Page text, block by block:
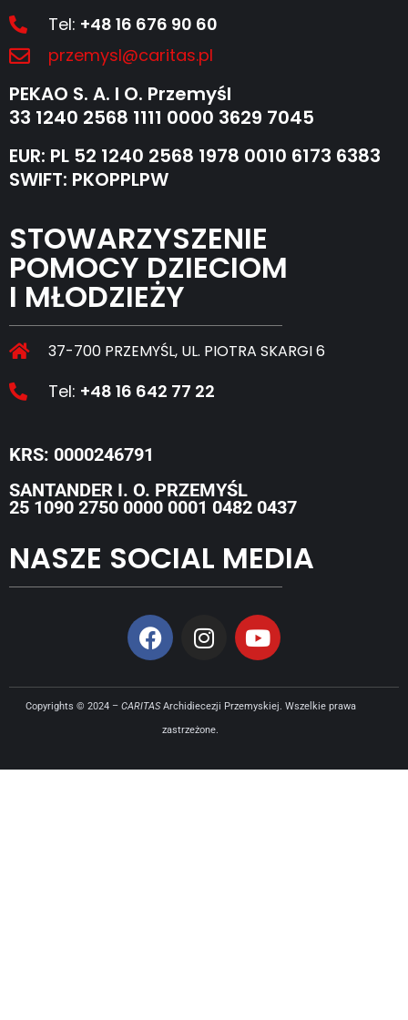
Tel: +48 16 676 90 60
przemysl@caritas.pl
PEKAO S. A. I O. Przemyśl
33 1240 2568 1111 0000 3629 7045
EUR: PL 52 1240 2568 1978 0010 6173 6383
SWIFT: PKOPPLPW
STOWARZYSZENIE
POMOCY DZIECIOM
I MŁODZIEŻY
37-700 PRZEMYŚL, UL. PIOTRA SKARGI 6
Tel: +48 16 642 77 22
KRS: 0000246791
SANTANDER I. O. PRZEMYŚL
25 1090 2750 0000 0001 0482 0437
NASZE SOCIAL MEDIA
Copyrights © 2024 – CARITASArchidiecezji Przemyskiej. Wszelkie prawa
zastrzeżone.